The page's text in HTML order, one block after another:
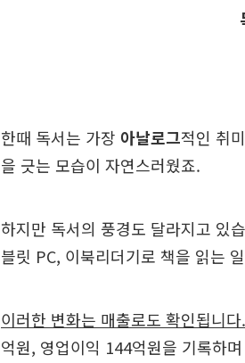
한때 독서는 가장 아날로그적인 취
을 긋는 모습이 자연스러웠죠.
하지만 독서의 풍경도 달라지고 있
블릿 PC, 이북리더기로 책을 읽는
이러한 변화는 매출로도 확인됩니다.
억원, 영업이익 144억원을 기록하